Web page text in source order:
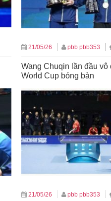
21/05/26 pbb pbb353
Wang Chuqin lần đầu vô
World Cup bóng bàn
21/05/26 pbb pbb353